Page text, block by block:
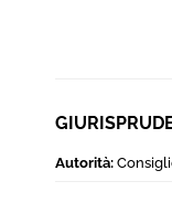
Autorità: